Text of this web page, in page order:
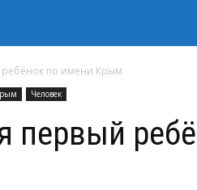
ребёнок по имени Крым
Человек
первый